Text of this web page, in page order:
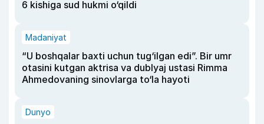
6 kishiga sud hukmi o‘qildi
Madaniyat
“U boshqalar baxti uchun tug‘ilgan edi”. Bir umr
otasini kutgan aktrisa va dublyaj ustasi Rimma
Ahmedovaning sinovlarga to‘la hayoti
Dunyo